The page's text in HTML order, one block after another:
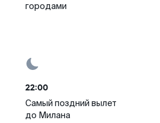
городами
22:00
Самый поздний вылет
до Милана